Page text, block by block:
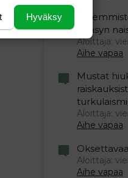
pääsyn
Aloittaja:
Aihe vapaa
Mustat
Aloittaja:
Aihe vapaa
Aloittaja:
Aihe vapaa
Hyväksy